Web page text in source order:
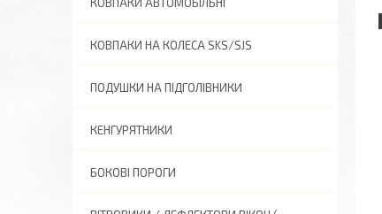
КОВПАКИ НА КОЛЕСА SKS/SJS
ПОДУШКИ НА ПІДГОЛІВНИКИ
КЕНГУРЯТНИКИ
БОКОВІ ПОРОГИ